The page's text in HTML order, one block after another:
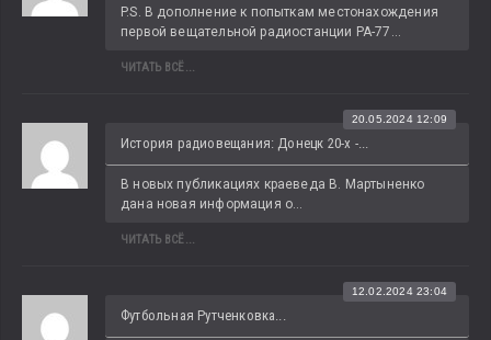
P.S. В дополнение к попыткам местонахождения
первой вещательной радиостанции РА-77...
ЧИТАТЬ ВСЁ...
История радиовещания: Донецк 20-х -...
20.05.2024 12:09
В новых публикациях краеведа В. Мартыненко
дана новая информация о...
ЧИТАТЬ ВСЁ...
Футбольная Рутченковка...
12.02.2024 23:04